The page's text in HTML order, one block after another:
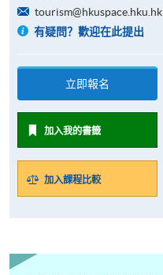
tourism@hkuspace.hku.hk
有疑問？歡迎在此提出
立即報名
加入我的書籤
加入課程比較